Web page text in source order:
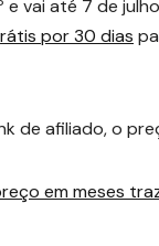
e vai até 7 de
por 30 dias
de afiliado, o
em meses